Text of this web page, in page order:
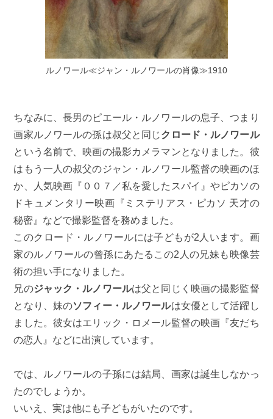
ルノワール≪ジャン・ルノワールの肖像≫1910
ちなみに、長男のピエール・ルノワールの息子、つまり
画家ルノワールの孫は叔父と同じクロード・ルノワール
という名前で、映画の撮影カメラマンとなりました。彼
はもう一人の叔父のジャン・ルノワール監督の映画のほ
か、人気映画『００７／私を愛したスパイ』やピカソの
ドキュメンタリー映画『ミステリアス・ピカソ 天才の
秘密』などで撮影監督を務めました。
このクロード・ルノワールには子どもが2人います。画
家のルノワールの曾孫にあたるこの2人の兄妹も映像芸
術の担い手になりました。
兄のジャック・ルノワールは父と同じく映画の撮影監督
となり、妹のソフィー・ルノワールは女優として活躍し
ました。彼女はエリック・ロメール監督の映画『友だち
の恋人』などに出演しています。
では、ルノワールの子孫には結局、画家は誕生しなかっ
たのでしょうか。
いいえ、実は他にも子どもがいたのです。